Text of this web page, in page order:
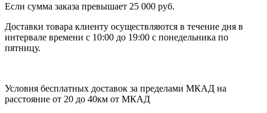
Если сумма заказа превышает 25 000 руб.
Доставки товара клиенту осуществляются в течение дня в
интервале времени с 10:00 до 19:00 с понедельника по
пятницу.
Условия бесплатных доставок за пределами МКАД на
расстояние от 20 до 40км от МКАД